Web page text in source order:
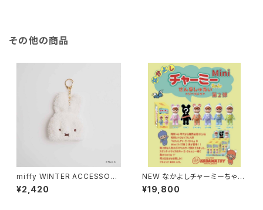
その他の商品
miffy WINTER ACCESSORY
S MINI ダイカットニット帽チャ
ーム ミッフィー
¥2,420
NEW なかよしチャーミーちゃん
Mini第2弾（全5色＋シークレッ
ト）（ソフビ人形 フィギュア）
¥19,800